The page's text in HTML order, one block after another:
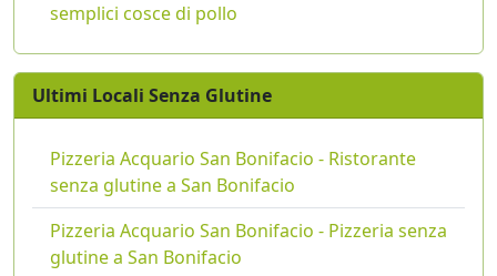
semplici cosce di pollo
Ultimi Locali Senza Glutine
Pizzeria Acquario San Bonifacio - Ristorante
senza glutine a San Bonifacio
Pizzeria Acquario San Bonifacio - Pizzeria senza
glutine a San Bonifacio